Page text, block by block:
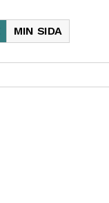
MIN SIDA